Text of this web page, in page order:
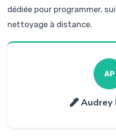
dédiée pour programmer,
nettoyage à distance.
AP
Audrey